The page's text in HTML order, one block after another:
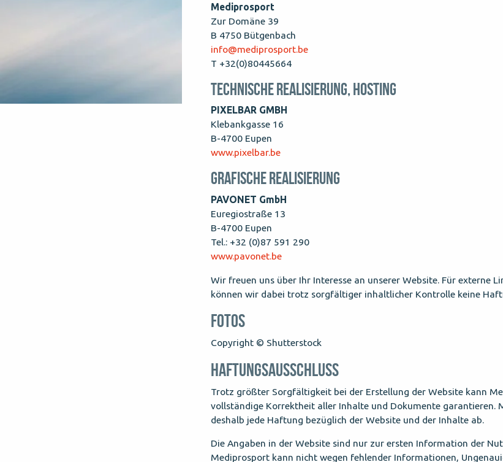
Mediprosport
Zur Domäne 39
B 4750 Bütgenbach
info@mediprosport.be
T +32(0)80445664
Technische Realisierung, Hosting
PIXELBAR GMBH
Klebankgasse 16
B-4700 Eupen
www.pixelbar.be
Grafische Realisierung
PAVONET GmbH
Euregiostraße 13
B-4700 Eupen
Tel.: +32 (0)87 591 290
www.pavonet.be
Wir freuen uns über Ihr Interesse an unserer Website. Für externe
können wir dabei trotz sorgfältiger inhaltlicher Kontrolle keine
FOTOS
Copyright © Shutterstock
HAFTUNGSAUSSCHLUSS
Trotz größter Sorgfältigkeit bei der Erstellung der Website kann
vollständige Korrektheit aller Inhalte und Dokumente garantieren.
deshalb jede Haftung bezüglich der Website und der Inhalte ab.
Die Angaben in der Website sind nur zur ersten Information der
Mediprosport kann nicht wegen fehlender Informationen,